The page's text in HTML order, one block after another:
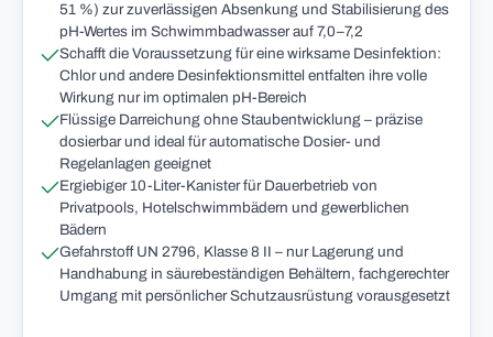
51 %) zur zuverlässigen Absenkung und Stabilisierung des
pH-Wertes im Schwimmbadwasser auf 7,0–7,2
Schafft die Voraussetzung für eine wirksame Desinfektion:
Chlor und andere Desinfektionsmittel entfalten ihre volle
Wirkung nur im optimalen pH-Bereich
Flüssige Darreichung ohne Staubentwicklung – präzise
dosierbar und ideal für automatische Dosier- und
Regelanlagen geeignet
Ergiebiger 10-Liter-Kanister für Dauerbetrieb von
Privatpools, Hotelschwimmbädern und gewerblichen
Bädern
Gefahrstoff UN 2796, Klasse 8 II – nur Lagerung und
Handhabung in säurebeständigen Behältern, fachgerechter
Umgang mit persönlicher Schutzausrüstung vorausgesetzt